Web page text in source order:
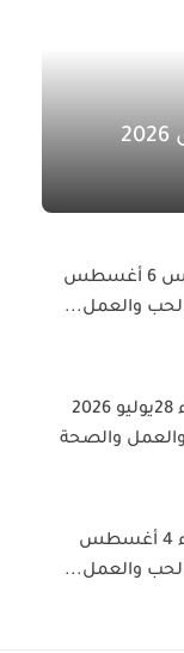
أبراج اليوم الجمعة 7 أغسطس 2026
أبراج اليوم الخميس 6 أغسطس
أبراج اليوم الثلاثاء 28يوليو 2026
والصحة
أبراج اليوم الثلاثاء 4 أغسطس